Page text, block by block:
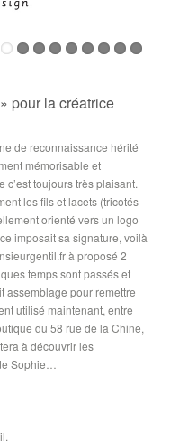
pour la créatrice
de reconnaissance hérité
mémorisable et
toujours très plaisant.
les fils et lacets (tricotés
orienté vers un logo
imposait sa signature, voilà
à proposé 2
temps sont passés et
assemblage pour remettre
utilisé maintenant, entre
du 58 rue de la Chine,
à découvrir les
Sophie…